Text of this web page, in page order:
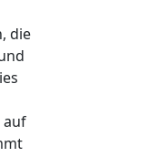
die
auf